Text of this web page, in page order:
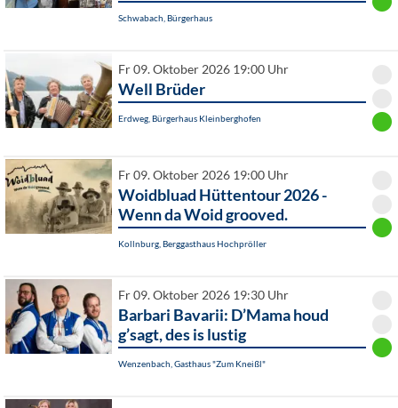
Schwabach, Bürgerhaus
Fr 09. Oktober 2026 19:00 Uhr
Well Brüder
Erdweg, Bürgerhaus Kleinberghofen
Fr 09. Oktober 2026 19:00 Uhr
Woidbluad Hüttentour 2026 -
Wenn da Woid grooved.
Kollnburg, Berggasthaus Hochpröller
Fr 09. Oktober 2026 19:30 Uhr
Barbari Bavarii: D’Mama houd
g’sagt, des is lustig
Wenzenbach, Gasthaus "Zum Kneißl"